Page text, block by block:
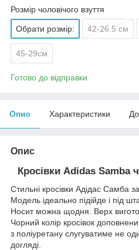
Розмір чоловічого взуття
Обрати розмір: 42-26.5 см
45-29см
Готово до відправки
Опис Характеристики
Опис
Кросівки Adidas Samba
Стильні кросівки Адідас Самба
Модель ідеально підійде і під
Носит можна щодня. Верх
Чорний колір кросівок
з поліуретану слугуватиме не
догляді.